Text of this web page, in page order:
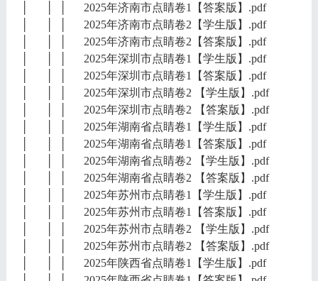
│ │ │ 2025年济南市点睛卷1【答案版】.pdf
│ │ │ 2025年济南市点睛卷2【学生版】.pdf
│ │ │ 2025年济南市点睛卷2【答案版】.pdf
│ │ │ 2025年深圳市点睛卷1【学生版】.pdf
│ │ │ 2025年深圳市点睛卷1【答案版】.pdf
│ │ │ 2025年深圳市点睛卷2 【学生版】.pdf
│ │ │ 2025年深圳市点睛卷2 【答案版】.pdf
│ │ │ 2025年湖南省点睛卷1【学生版】.pdf
│ │ │ 2025年湖南省点睛卷1【答案版】.pdf
│ │ │ 2025年湖南省点睛卷2 【学生版】.pdf
│ │ │ 2025年湖南省点睛卷2 【答案版】.pdf
│ │ │ 2025年苏州市点睛卷1【学生版】.pdf
│ │ │ 2025年苏州市点睛卷1【答案版】.pdf
│ │ │ 2025年苏州市点睛卷2 【学生版】.pdf
│ │ │ 2025年苏州市点睛卷2 【答案版】.pdf
│ │ │ 2025年陕西省点睛卷1【学生版】.pdf